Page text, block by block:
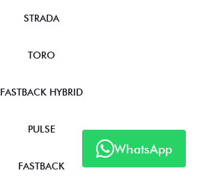
WhatsApp
STRADA
TORO
FASTBACK HYBRID
PULSE
FASTBACK